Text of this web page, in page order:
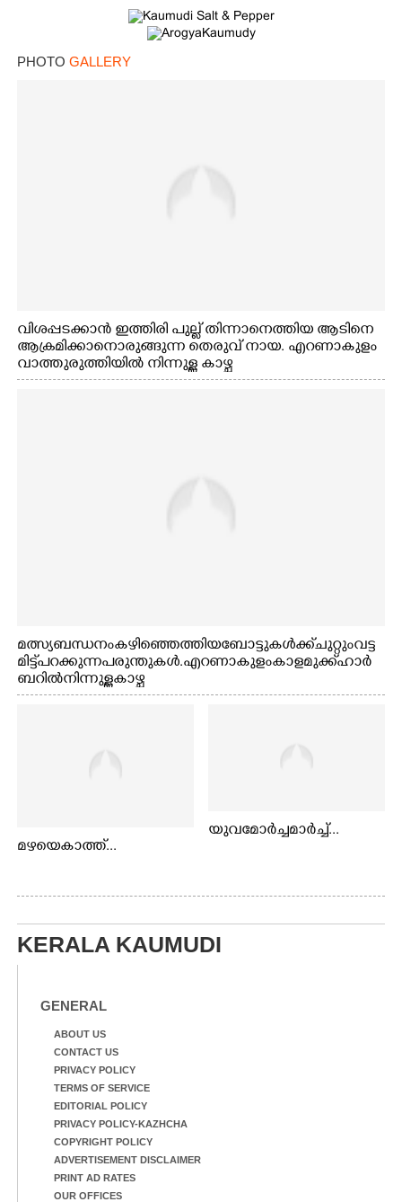
PHOTO GALLERY
വിശപ്പടക്കാൻ ഇത്തിരി പുല്ല് തിന്നാനെത്തിയ ആടിനെ
ആക്രമിക്കാനൊരുങ്ങുന്ന തെരുവ് നായ. എറണാകുളം
വാത്തുരുത്തിയിൽ നിന്നുള്ള കാഴ്ച
മത്സ്യബന്ധനം കഴിഞ്ഞെത്തിയ ബോട്ടുകൾക്ക് ചുറ്റും വട്ട
മിട്ട് പറക്കുന്ന പരുന്തുകൾ. എറണാകുളം കാളമുക്ക് ഹാർ
ബറിൽ നിന്നുള്ള കാഴ്ച
മഴയെകാത്ത്...
യുവമോർച്ചമാർച്ച്...
KERALA KAUMUDI
GENERAL
ABOUT US
CONTACT US
PRIVACY POLICY
TERMS OF SERVICE
EDITORIAL POLICY
PRIVACY POLICY-KAZHCHA
COPYRIGHT POLICY
ADVERTISEMENT DISCLAIMER
PRINT AD RATES
OUR OFFICES